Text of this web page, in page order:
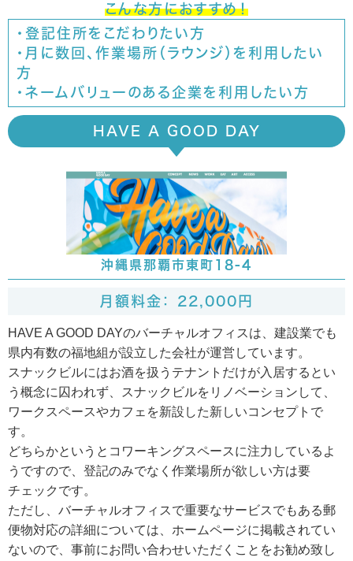
こんな方におすすめ！
・登記住所をこだわりたい方
・月に数回、作業場所（ラウンジ）を利用したい
方
・ネームバリューのある企業を利用したい方
HAVE A GOOD DAY
沖縄県那覇市東町18-4
月額料金： 22,000円
HAVE A GOOD DAYのバーチャルオフィスは、建設業でも
県内有数の福地組が設立した会社が運営しています。
スナックビルにはお酒を扱うテナントだけが入居するとい
う概念に囚われず、スナックビルをリノベーションして、
ワークスペースやカフェを新設した新しいコンセプトで
す。
どちらかというとコワーキングスペースに注力しているよ
うですので、登記のみでなく作業場所が欲しい方は要
チェックです。
ただし、バーチャルオフィスで重要なサービスでもある郵
便物対応の詳細については、ホームページに掲載されてい
ないので、事前にお問い合わせいただくことをお勧め致し